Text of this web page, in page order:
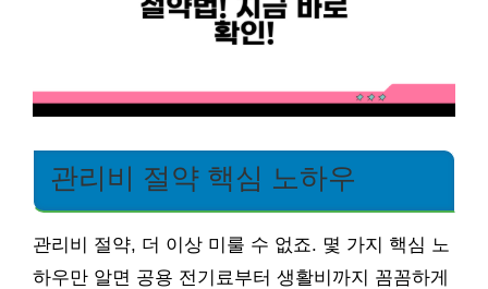
관리비 절약 핵심 노하우
관리비 절약, 더 이상 미룰 수 없죠. 몇 가지 핵심 노
하우만 알면 공용 전기료부터 생활비까지 꼼꼼하게